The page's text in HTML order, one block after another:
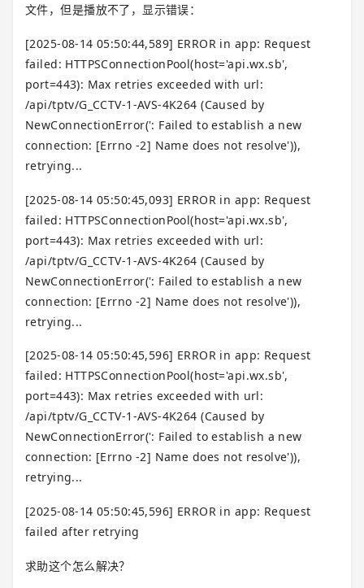
文件，但是播放不了，显示错误：
[2025-08-14 05:50:44,589] ERROR in app: Request
failed: HTTPSConnectionPool(host='api.wx.sb',
port=443): Max retries exceeded with url:
/api/tptv/G_CCTV-1-AVS-4K264 (Caused by
NewConnectionError(': Failed to establish a new
connection: [Errno -2] Name does not resolve')),
retrying...
[2025-08-14 05:50:45,093] ERROR in app: Request
failed: HTTPSConnectionPool(host='api.wx.sb',
port=443): Max retries exceeded with url:
/api/tptv/G_CCTV-1-AVS-4K264 (Caused by
NewConnectionError(': Failed to establish a new
connection: [Errno -2] Name does not resolve')),
retrying...
[2025-08-14 05:50:45,596] ERROR in app: Request
failed: HTTPSConnectionPool(host='api.wx.sb',
port=443): Max retries exceeded with url:
/api/tptv/G_CCTV-1-AVS-4K264 (Caused by
NewConnectionError(': Failed to establish a new
connection: [Errno -2] Name does not resolve')),
retrying...
[2025-08-14 05:50:45,596] ERROR in app: Request
failed after retrying
求助这个怎么解决？